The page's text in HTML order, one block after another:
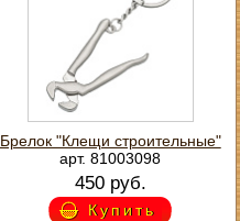
Брелок "Клещи строительные"
арт. 81003098
450 руб.
Купить